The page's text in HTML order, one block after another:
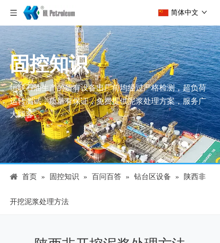
简体中文
固控知识
恒联石油生产的所有设备出厂前均经过严格检测，超负荷
运转测试，质量有保证，免费提供泥浆处理方案，服务广
大顾客。
首页 » 固控知识 » 百问百答 » 钻台区设备 » 陕西非
开挖泥浆处理方法